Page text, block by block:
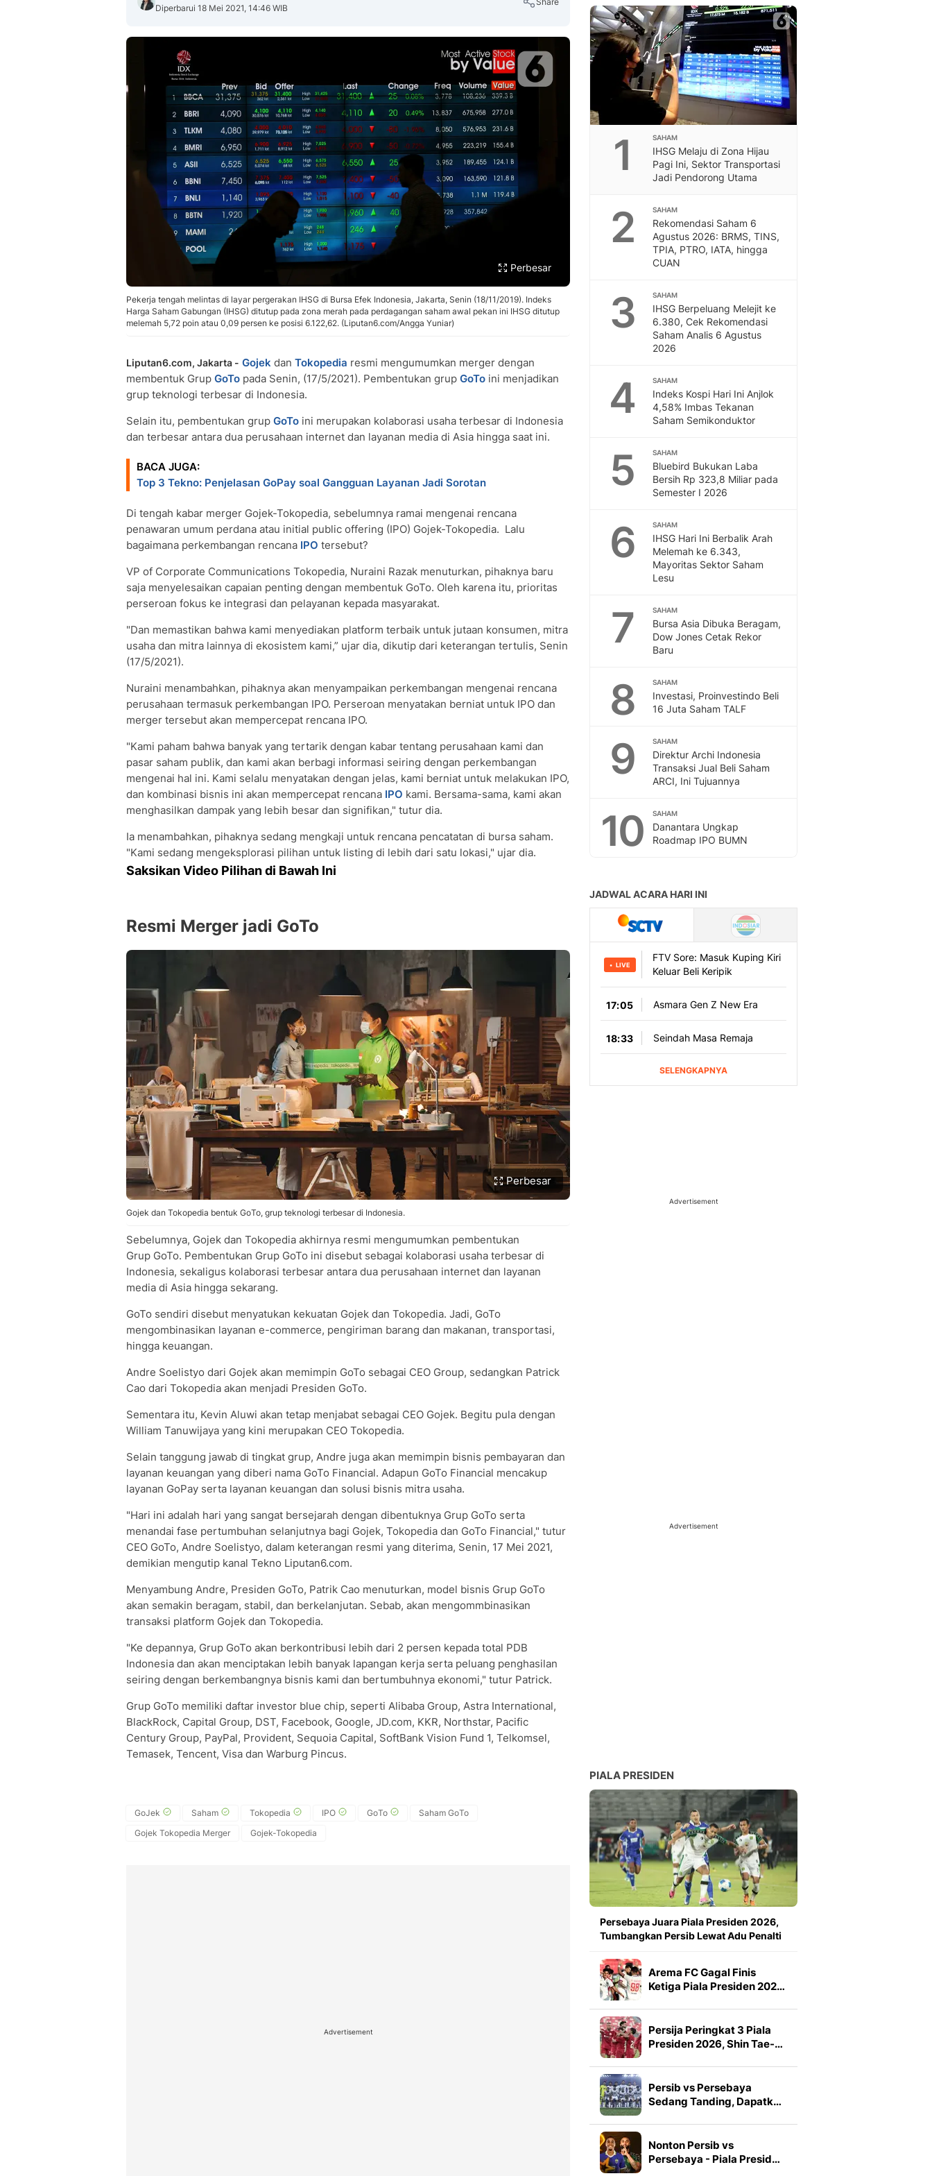
Diperbarui 18 Mei 2021, 14:46 WIB
Copy Link
Perbesar
Pekerja tengah melintas di layar pergerakan IHSG di Bursa Efek Indonesia, Jakarta, Senin (18/11/2019). Indeks
Harga Saham Gabungan (IHSG) ditutup pada zona merah pada perdagangan saham awal pekan ini IHSG ditutup
melemah 5,72 poin atau 0,09 persen ke posisi 6.122,62. (Liputan6.com/Angga Yuniar)
Liputan6.com, Jakarta - Gojek dan Tokopedia resmi mengumumkan merger dengan
membentuk Grup GoTo pada Senin, (17/5/2021). Pembentukan grup GoTo ini menjadikan
grup teknologi terbesar di Indonesia.
Selain itu, pembentukan grup GoTo ini merupakan kolaborasi usaha terbesar di Indonesia
dan terbesar antara dua perusahaan internet dan layanan media di Asia hingga saat ini.
BACA JUGA:
Top 3 Tekno: Penjelasan GoPay soal Gangguan Layanan Jadi Sorotan
Di tengah kabar merger Gojek-Tokopedia, sebelumnya ramai mengenai rencana
penawaran umum perdana atau initial public offering (IPO) Gojek-Tokopedia. Lalu
bagaimana perkembangan rencana IPO tersebut?
VP of Corporate Communications Tokopedia, Nuraini Razak menuturkan, pihaknya baru
saja menyelesaikan capaian penting dengan membentuk GoTo. Oleh karena itu, prioritas
perseroan fokus ke integrasi dan pelayanan kepada masyarakat.
"Dan memastikan bahwa kami menyediakan platform terbaik untuk jutaan konsumen, mitra
usaha dan mitra lainnya di ekosistem kami,” ujar dia, dikutip dari keterangan tertulis, Senin
(17/5/2021).
Nuraini menambahkan, pihaknya akan menyampaikan perkembangan mengenai rencana
perusahaan termasuk perkembangan IPO. Perseroan menyatakan berniat untuk IPO dan
merger tersebut akan mempercepat rencana IPO.
"Kami paham bahwa banyak yang tertarik dengan kabar tentang perusahaan kami dan
pasar saham publik, dan kami akan berbagi informasi seiring dengan perkembangan
mengenai hal ini. Kami selalu menyatakan dengan jelas, kami berniat untuk melakukan IPO,
dan kombinasi bisnis ini akan mempercepat rencana IPO kami. Bersama-sama, kami akan
menghasilkan dampak yang lebih besar dan signifikan," tutur dia.
Ia menambahkan, pihaknya sedang mengkaji untuk rencana pencatatan di bursa saham.
"Kami sedang mengeksplorasi pilihan untuk listing di lebih dari satu lokasi," ujar dia.
Saksikan Video Pilihan di Bawah Ini
Resmi Merger jadi GoTo
Perbesar
Gojek dan Tokopedia bentuk GoTo, grup teknologi terbesar di Indonesia.
Sebelumnya, Gojek dan Tokopedia akhirnya resmi mengumumkan pembentukan
Grup GoTo. Pembentukan Grup GoTo ini disebut sebagai kolaborasi usaha terbesar di
Indonesia, sekaligus kolaborasi terbesar antara dua perusahaan internet dan layanan
media di Asia hingga sekarang.
GoTo sendiri disebut menyatukan kekuatan Gojek dan Tokopedia. Jadi, GoTo
mengombinasikan layanan e-commerce, pengiriman barang dan makanan, transportasi,
hingga keuangan.
Andre Soelistyo dari Gojek akan memimpin GoTo sebagai CEO Group, sedangkan Patrick
Cao dari Tokopedia akan menjadi Presiden GoTo.
Sementara itu, Kevin Aluwi akan tetap menjabat sebagai CEO Gojek. Begitu pula dengan
William Tanuwijaya yang kini merupakan CEO Tokopedia.
Selain tanggung jawab di tingkat grup, Andre juga akan memimpin bisnis pembayaran dan
layanan keuangan yang diberi nama GoTo Financial. Adapun GoTo Financial mencakup
layanan GoPay serta layanan keuangan dan solusi bisnis mitra usaha.
"Hari ini adalah hari yang sangat bersejarah dengan dibentuknya Grup GoTo serta
menandai fase pertumbuhan selanjutnya bagi Gojek, Tokopedia dan GoTo Financial," tutur
CEO GoTo, Andre Soelistyo, dalam keterangan resmi yang diterima, Senin, 17 Mei 2021,
demikian mengutip kanal Tekno Liputan6.com.
Menyambung Andre, Presiden GoTo, Patrik Cao menuturkan, model bisnis Grup GoTo
akan semakin beragam, stabil, dan berkelanjutan. Sebab, akan mengommbinasikan
transaksi platform Gojek dan Tokopedia.
"Ke depannya, Grup GoTo akan berkontribusi lebih dari 2 persen kepada total PDB
Indonesia dan akan menciptakan lebih banyak lapangan kerja serta peluang penghasilan
seiring dengan berkembangnya bisnis kami dan bertumbuhnya ekonomi," tutur Patrick.
Grup GoTo memiliki daftar investor blue chip, seperti Alibaba Group, Astra International,
BlackRock, Capital Group, DST, Facebook, Google, JD.com, KKR, Northstar, Pacific
Century Group, PayPal, Provident, Sequoia Capital, SoftBank Vision Fund 1, Telkomsel,
Temasek, Tencent, Visa dan Warburg Pincus.
GoJek Saham Tokopedia IPO GoTo
Saham GoTo
Gojek Tokopedia Merger
Gojek-Tokopedia
Advertisement
1 SAHAM
IHSG Melaju di Zona Hijau
Pagi Ini, Sektor Transportasi
Jadi Pendorong Utama
2 SAHAM
Rekomendasi Saham 6
Agustus 2026: BRMS, TINS,
TPIA, PTRO, IATA, hingga
CUAN
3 SAHAM
IHSG Berpeluang Melejit ke
6.380, Cek Rekomendasi
Saham Analis 6 Agustus
2026
4 SAHAM
Indeks Kospi Hari Ini Anjlok
4,58% Imbas Tekanan
Saham Semikonduktor
5 SAHAM
Bluebird Bukukan Laba
Bersih Rp 323,8 Miliar pada
Semester I 2026
6 SAHAM
IHSG Hari Ini Berbalik Arah
Melemah ke 6.343,
Mayoritas Sektor Saham
Lesu
7 SAHAM
Bursa Asia Dibuka Beragam,
Dow Jones Cetak Rekor
Baru
8 SAHAM
Investasi, Proinvestindo Beli
16 Juta Saham TALF
9 SAHAM
Direktur Archi Indonesia
Transaksi Jual Beli Saham
ARCI, Ini Tujuannya
10 SAHAM
Danantara Ungkap
Roadmap IPO BUMN
Advertisement
Advertisement
PIALA PRESIDEN
Persebaya Juara Piala Presiden 2026,
Tumbangkan Persib Lewat Adu Penalti
Arema FC Gagal Finis
Ketiga Piala Presiden 202…
Persija Peringkat 3 Piala
Presiden 2026, Shin Tae-…
Persib vs Persebaya
Sedang Tanding, Dapatk…
Nonton Persib vs
Persebaya - Piala Presid…